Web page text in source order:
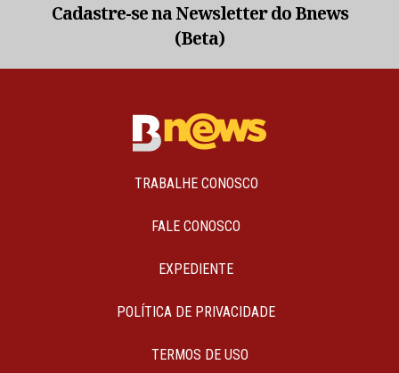
Cadastre-se na Newsletter do Bnews
(Beta)
TRABALHE CONOSCO
FALE CONOSCO
EXPEDIENTE
POLÍTICA DE PRIVACIDADE
TERMOS DE USO